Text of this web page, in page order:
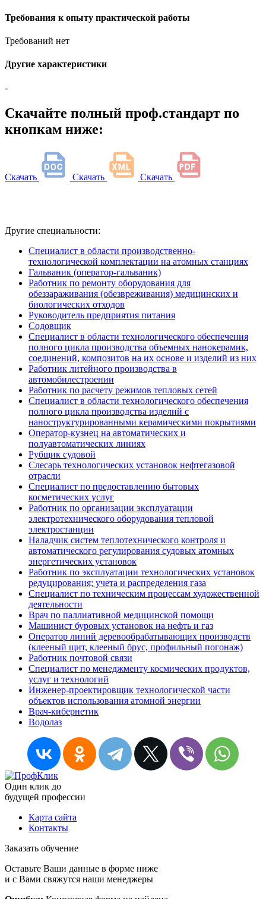
Требования к опыту практической работы
Требований нет
Другие характеристики
-
Скачайте полный проф.стандарт по
кнопкам ниже:
Скачать Скачать Скачать
Другие специальности:
Специалист в области производственно-
технологической комплектации на атомных станциях
Гальваник (оператор-гальваник)
Работник по ремонту оборудования для
обеззараживания (обезвреживания) медицинских и
биологических отходов
Руководитель предприятия питания
Содовщик
Специалист в области технологического обеспечения
полного цикла производства объемных нанокерамик,
соединений, композитов на их основе и изделий из них
Работник литейного производства в
автомобилестроении
Работник по расчету режимов тепловых сетей
Специалист в области технологического обеспечения
полного цикла производства изделий с
наноструктурированными керамическими покрытиями
Оператор-кузнец на автоматических и
полуавтоматических линиях
Рубщик судовой
Слесарь технологических установок нефтегазовой
отрасли
Специалист по предоставлению бытовых
косметических услуг
Работник по организации эксплуатации
электротехнического оборудования тепловой
электростанции
Наладчик систем теплотехнического контроля и
автоматического регулирования судовых атомных
энергетических установок
Работник по эксплуатации технологических установок
редуцирования; учета и распределения газа
Специалист по техническим процессам художественной
деятельности
Врач по паллиативной медицинской помощи
Машинист буровых установок на нефть и газ
Оператор линий деревообрабатывающих производств
(клееный щит, клееный брус, профильный погонаж)
Работник почтовой связи
Специалист по менеджменту космических продуктов,
услуг и технологий
Инженер-проектировщик технологической части
объектов использования атомной энергии
Врач-кибернетик
Водолаз
Один клик до
будущей профессии
Карта сайта
Контакты
Заказать обучение
Оставьте Ваши данные в форме ниже
и с Вами свяжутся наши менеджеры